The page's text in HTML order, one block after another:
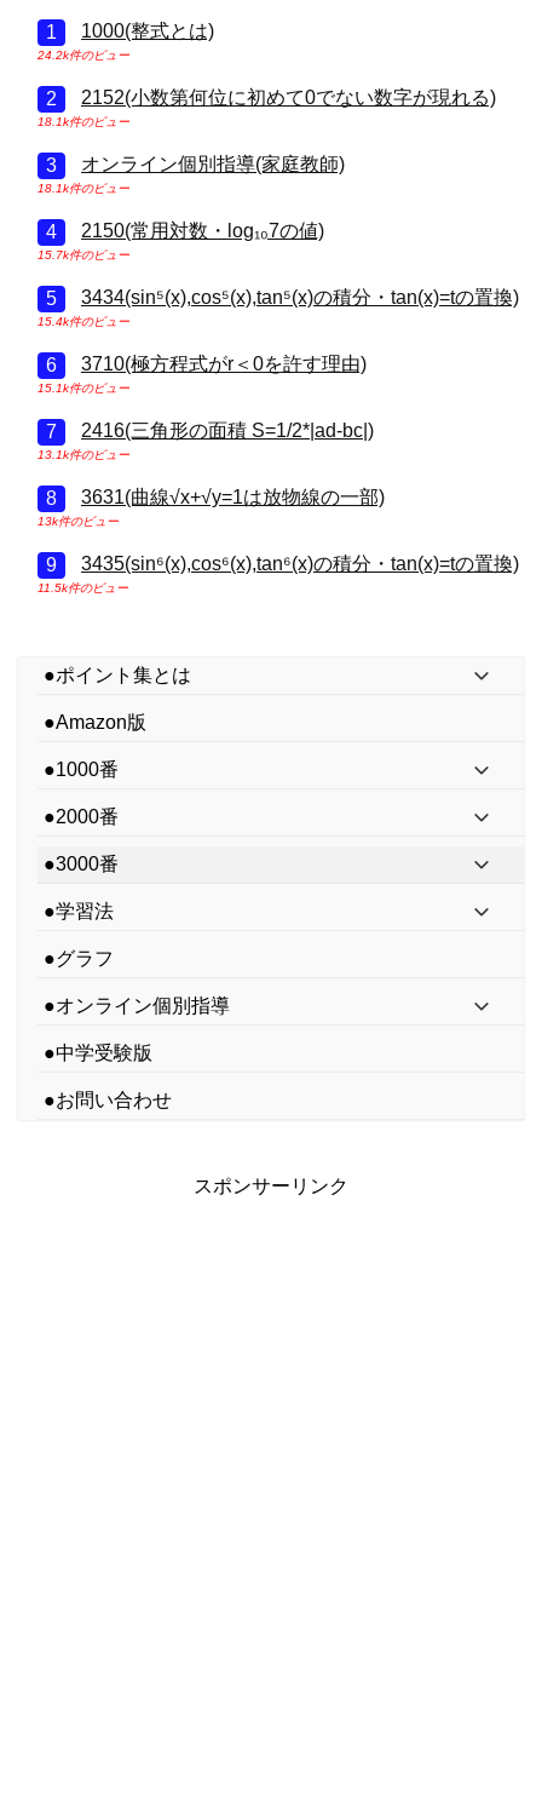
1000(整式とは)
24.2k件のビュー
2152(小数第何位に初めて0でない数字が現れる)
18.1k件のビュー
オンライン個別指導(家庭教師)
18.1k件のビュー
2150(常用対数・log₁₀7の値)
15.7k件のビュー
3434(sin⁵(x),cos⁵(x),tan⁵(x)の積分・tan(x)=tの置換)
15.4k件のビュー
3710(極方程式がr＜0を許す理由)
15.1k件のビュー
2416(三角形の面積 S=1/2*|ad-bc|)
13.1k件のビュー
3631(曲線√x+√y=1は放物線の一部)
13k件のビュー
3435(sin⁶(x),cos⁶(x),tan⁶(x)の積分・tan(x)=tの置換)
11.5k件のビュー
●ポイント集とは
●Amazon版
●1000番
●2000番
●3000番
●学習法
●グラフ
●オンライン個別指導
●中学受験版
●お問い合わせ
スポンサーリンク